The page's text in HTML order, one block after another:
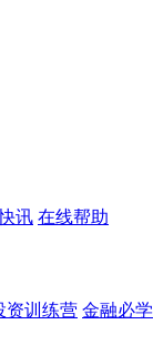
讯 在线帮助
资训练营 金融必学